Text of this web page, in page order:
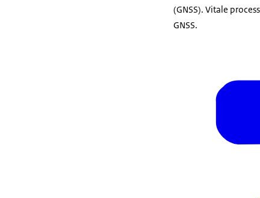
(GNSS). Vitale
GNSS.